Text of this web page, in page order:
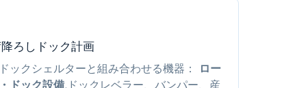
ろしドック計画
ックシェルターと組み合わせる機器：
ロー
ドック設備,ドックレベラー、バンパー、産